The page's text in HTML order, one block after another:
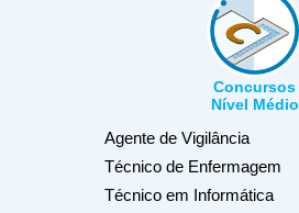
Concursos
Nível Médio
Agente de Vigilância
Técnico de Enfermagem
Técnico em Informática